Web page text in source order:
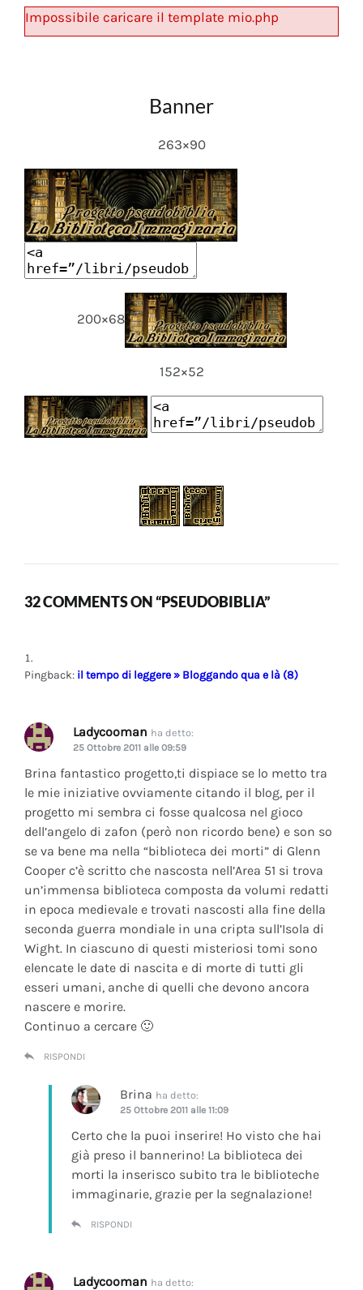
Impossibile caricare il template mio.php
Banner
263×90
200×68
152×52
32 COMMENTS ON “PSEUDOBIBLIA”
Pingback: il tempo di leggere » Bloggando qua e là (8)
Ladycooman ha detto:
25 Ottobre 2011 alle 09:59
Brina fantastico progetto,ti dispiace se lo metto tra
le mie iniziative ovviamente citando il blog, per il
progetto mi sembra ci fosse qualcosa nel gioco
dell’angelo di zafon (però non ricordo bene) e son so
se va bene ma nella “biblioteca dei morti” di Glenn
Cooper c’è scritto che nascosta nell’Area 51 si trova
un’immensa biblioteca composta da volumi redatti
in epoca medievale e trovati nascosti alla fine della
seconda guerra mondiale in una cripta sull’Isola di
Wight. In ciascuno di questi misteriosi tomi sono
elencate le date di nascita e di morte di tutti gli
esseri umani, anche di quelli che devono ancora
nascere e morire.
Continuo a cercare 🙂
RISPONDI
Brina ha detto:
25 Ottobre 2011 alle 11:09
Certo che la puoi inserire! Ho visto che hai
già preso il bannerino! La biblioteca dei
morti la inserisco subito tra le biblioteche
immaginarie, grazie per la segnalazione!
RISPONDI
Ladycooman ha detto: